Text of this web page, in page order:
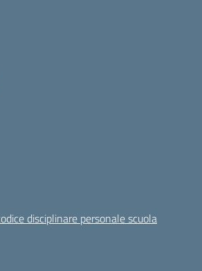
disciplinare personale scuola